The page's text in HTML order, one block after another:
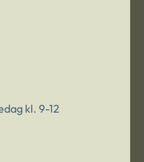
kl. 9-12